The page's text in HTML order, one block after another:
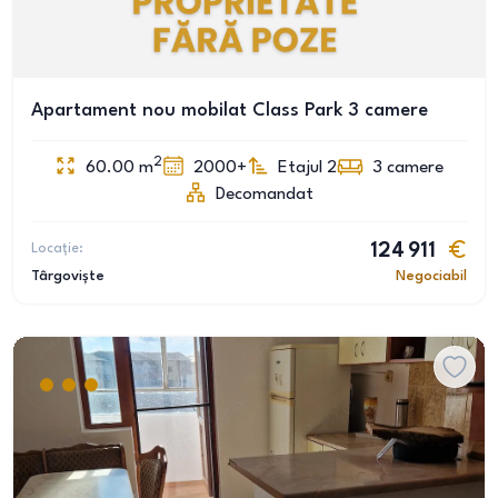
Apartament nou mobilat Class Park 3 camere
60.00 m2 2000+ Etajul 2 3 camere
Decomandat
Locație:
Târgoviște
124 911
Negociabil